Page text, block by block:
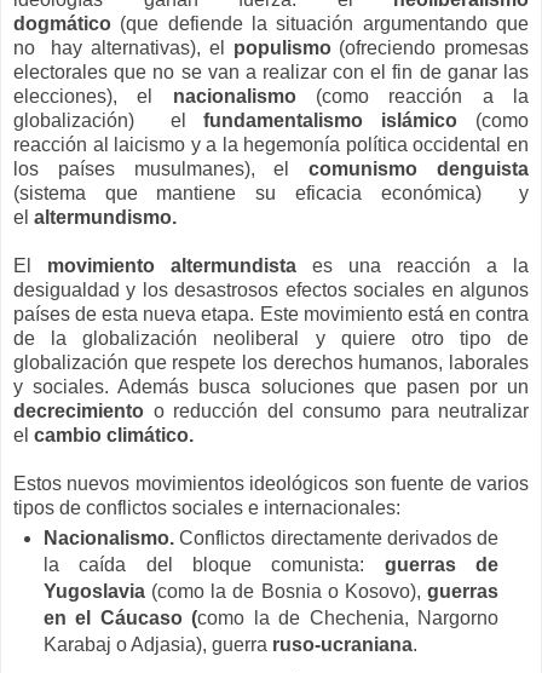
dogmático (que defiende la situación argumentando que
no hay alternativas), el populismo (ofreciendo promesas
electorales que no se van a realizar con el fin de ganar las
elecciones), el nacionalismo(como reacción a la
globalización) elfundamentalismo islámico (como
reacción al laicismo y a la hegemonía política occidental en
los países musulmanes), elcomunismo denguista
(sistema que mantiene su eficacia económica) y
el altermundismo.
El movimiento altermundista es una reacción a la
desigualdad y los desastrosos efectos sociales en algunos
países de esta nueva etapa. Este movimiento está en contra
de la globalización neoliberal y quiere otro tipo de
globalización que respete los derechos humanos, laborales
y sociales. Además busca soluciones que pasen por un
decrecimiento o reducción del consumo para neutralizar
el cambio climático.
Estos nuevos movimientos ideológicos son fuente de varios
tipos de conflictos sociales e internacionales:
Nacionalismo.Conflictos directamente derivados de
la caída del bloque comunista: guerras de
Yugoslavia(como la de Bosnia o Kosovo),guerras
en el Cáucaso (como la de Chechenia, Nargorno
Karabaj o Adjasia), guerra ruso-ucraniana.